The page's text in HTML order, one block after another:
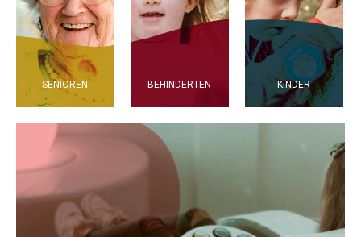
SENIOREN BEHINDERTEN KINDER